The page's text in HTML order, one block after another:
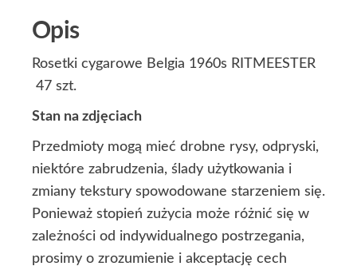
Opis
Rosetki cygarowe Belgia 1960s RITMEESTER
47 szt.
Stan na zdjęciach
Przedmioty mogą mieć drobne rysy, odpryski,
niektóre zabrudzenia, ślady użytkowania i
zmiany tekstury spowodowane starzeniem się.
Ponieważ stopień zużycia może różnić się w
zależności od indywidualnego postrzegania,
prosimy o zrozumienie i akceptację cech